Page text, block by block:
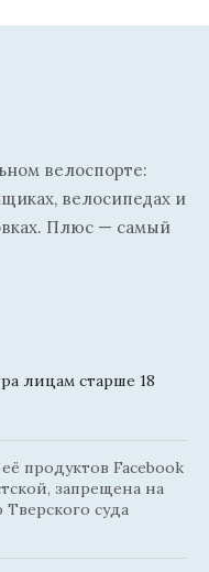
велоспорте:
велосипедах и
Плюс — самый
лицам старше 18
продуктов Facebook
запрещена на
суда